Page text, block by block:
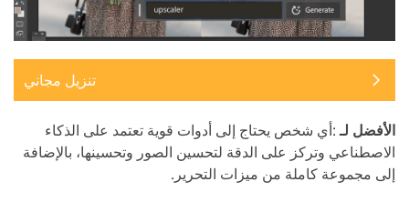
تنزيل مجاني
الأفضل لـ:أي شخص يحتاج إلى أدوات قوية تعتمد على الذكاء
الاصطناعي وتركز على الدقة لتحسين الصور وتحسينها، بالإضافة
إلى مجموعة كاملة من ميزات التحرير.